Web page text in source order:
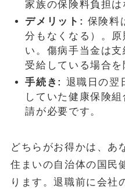
家族の保険料負担は
デメリット: 保険料
分もなくなる）。
い。傷病手当金は
受給している場合を
手続き: 退職日の翌
していた健康保険
請が必要です。
どちらがお得かは、あ
住まいの自治体の国民
ります。退職前に会社